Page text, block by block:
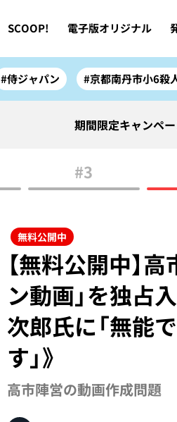
SCOOP! 電子版オリジナル
#侍ジャパン #京都南丹市小6殺
期間限定キャンペ
#3
無料公開中
【無料公開中】
ン動画」を独占
次郎氏に「無能
す」》
高市陣営の動画作成問題